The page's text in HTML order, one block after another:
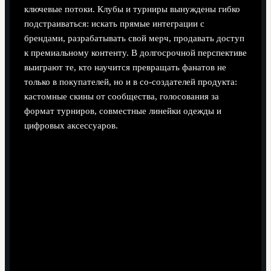
ключевые потоки. Клубы и турниры вынуждены гибко
подстраиваться: искать прямые интеграции с
брендами, разрабатывать свой мерч, продавать доступ
к премиальному контенту. В долгосрочной перспективе
выиграют те, кто научится превращать фанатов не
только в покупателей, но и в со‑создателей продукта:
кастомные скины от сообщества, голосования за
формат турниров, совместные линейки одежды и
цифровых аксессуаров.